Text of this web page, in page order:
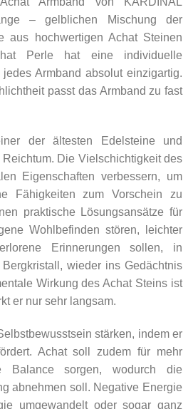
– gelblichen Mischung der
aus hochwertigen Achat Steinen
Perle hat eine individuelle
Armband absolut einzigartig.
passt das Armband zu fast
der ältesten Edelsteine und
Die Vielschichtigkeit des
Eigenschaften verbessern, um
Fähigkeiten zum Vorschein zu
praktische Lösungsansätze für
Wohlbefinden stören, leichter
Erinnerungen sollen, in
wieder ins Gedächtnis
Wirkung des Achat Steins ist
er nur sehr langsam.
stärken, indem er
Achat soll zudem für mehr
Balance sorgen, wodurch die
abnehmen soll. Negative Energie
umgewandelt oder sogar ganz